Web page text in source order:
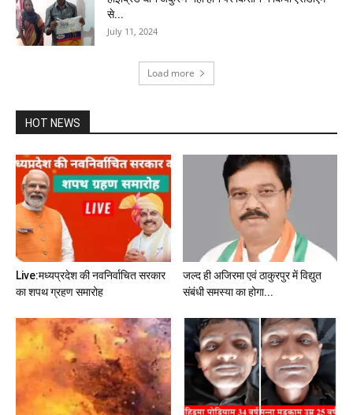
से...
July 11, 2024
Load more
HOT NEWS
Live:मध्यप्रदेश की नवनिर्वाचित सरकार
का शपथ ग्रहण समारोह
जल्द ही अजिरमा एवं ठाकुरपुर में विद्युत
संबंधी समस्या का होगा...